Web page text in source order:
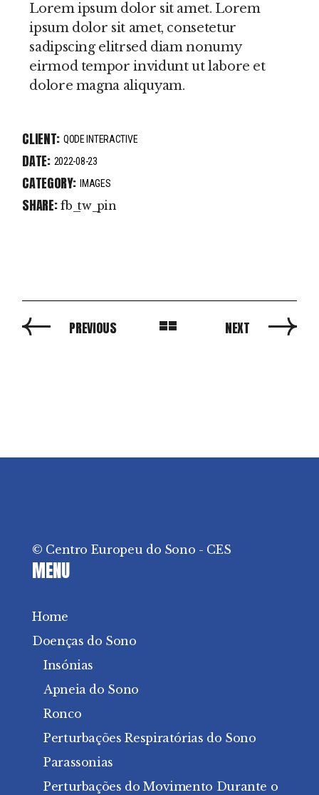
Lorem ipsum dolor sit amet. Lorem
ipsum dolor sit amet, consetetur
sadipscing elitrsed diam nonumy
eirmod tempor invidunt ut labore et
dolore magna aliquyam.
CLIENT: QODE INTERACTIVE
DATE: 2022-08-23
CATEGORY: IMAGES
SHARE: fb tw pin
PREVIOUS NEXT
© Centro Europeu do Sono - CES
MENU
Home
Doenças do Sono
Insónias
Apneia do Sono
Ronco
Perturbações Respiratórias do Sono
Parassonias
Perturbações do Movimento Durante o